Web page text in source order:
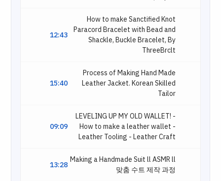
12:43
How to make Sanctified Knot
Paracord Bracelet with Bead and
Shackle, Buckle Bracelet, By
ThreeBrclt
15:40
Process of Making Hand Made
Leather Jacket. Korean Skilled
Tailor
09:09
LEVELING UP MY OLD WALLET! -
How to make a leather wallet -
Leather Tooling - Leather Craft
13:28 Making a Handmade Suit ll ASMR ll
맞춤 수트 제작 과정